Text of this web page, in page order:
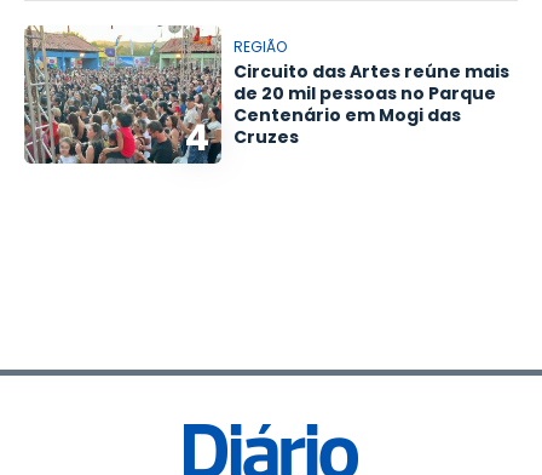
4
REGIÃO
Circuito das Artes reúne mais
de 20 mil pessoas no Parque
Centenário em Mogi das
Cruzes